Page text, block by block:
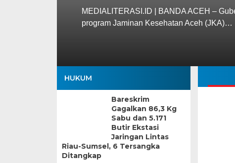
MEDIALITERASI.ID | BANDA ACEH –
program Jaminan Kesehatan Aceh (JKA)…
HUKUM
Bareskrim
Gagalkan 86,3 Kg
Sabu dan 5.171
Butir Ekstasi
Jaringan Lintas
Riau-Sumsel, 6 Tersangka
Ditangkap